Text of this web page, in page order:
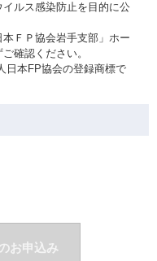
ルス感染防止を目的に公
ＦＰ協会岩手支部」ホー
確認ください。
日本FP協会の登録商標で
お申込み